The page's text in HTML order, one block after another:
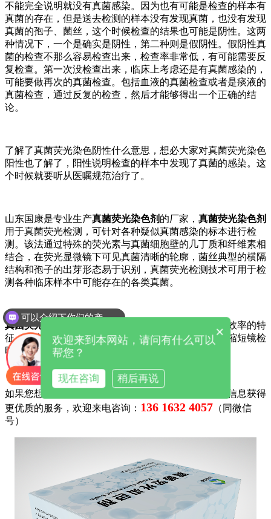
不能完全说明就没有真菌感染。因为也有可能是检查的样本有
真菌的存在，但是送去检测的样本没有发现真菌，也没有发现
真菌的孢子、菌丝，这个时候检查的结果也可能是阴性。这两
种情况下，一个是确实是阴性，第二种则是假阴性。假阴性真
菌的检查不那么容易检查出来，检查率非常低，有可能需要反
复检查。第一次没检查出来，临床上考虑还是有真菌感染的，
可能要做再次的真菌检查。包括血液的真菌检查或者是痰液的
真菌检查，通过反复的检查，然后才能够得出一个正确的结
论。
了解了真菌荧光染色阴性什么意思，想必大家对真菌荧光染色
阳性也了解了，阳性说明检查的样本中发现了真菌的感染。这
个时候就要听从医嘱规范治疗了。
山东国康是专业生产真菌荧光染色剂 的厂家， 真菌荧光染色剂
用于真菌荧光检测，可针对各种疑似真菌感染的标本进行检
测。该法通过特殊的荧光素与真菌细胞壁的几丁质和纤维素相
结合，在荧光显微镜下可见真菌清晰的轮廓，菌丝典型的横隔
结构和孢子的出芽形态易于识别，真菌荧光检测技术可用于检
测各种临床样本中可能存在的各类真菌。
真菌荧光染色剂
染色法具有高特异性、高灵敏度、高效率的特
征，大大提高了真菌检出阳性率，避免假阳性并显著缩短镜检
时间，有利于准确诊断和及时有效的治疗。
如果您想获得关于我们产品
更精准的信息获得
更优质的服务，欢迎来电咨询： 136 1632 4057 （同微信
号）
可以介绍下你们的产品么
×
欢迎来到本网站，请问有什么可以
帮您？
现在咨询 稍后再说